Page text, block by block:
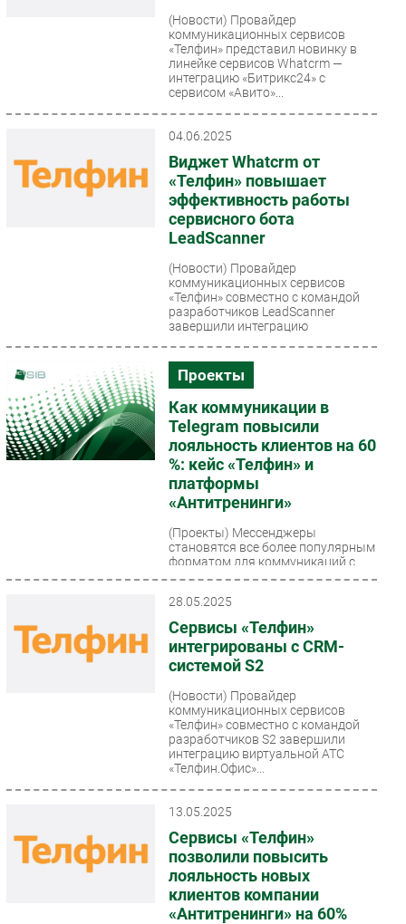
(Новости) Провайдер
коммуникационных сервисов
«Телфин» представил новинку в
линейке сервисов Whatcrm —
интеграцию «Битрикс24» с
сервисом «Авито»...
04.06.2025
Виджет Whatcrm от
«Телфин» повышает
эффективность работы
сервисного бота
LeadScanner
(Новости) Провайдер
коммуникационных сервисов
«Телфин» совместно с командой
разработчиков LeadScanner
завершили интеграцию
Проекты
Как коммуникации в
Telegram повысили
лояльность клиентов на 60
%: кейс «Телфин» и
платформы
«Антитренинги»
(Проекты) Мессенджеры
становятся все более популярным
форматом для коммуникаций с
клиентами. Как платформа
диалогов...
28.05.2025
Сервисы «Телфин»
интегрированы с CRM-
системой S2
(Новости) Провайдер
коммуникационных сервисов
«Телфин» совместно с командой
разработчиков S2 завершили
интеграцию виртуальной АТС
«Телфин.Офис»...
13.05.2025
Сервисы «Телфин»
позволили повысить
лояльность новых
клиентов компании
«Антитренинги» на 60%